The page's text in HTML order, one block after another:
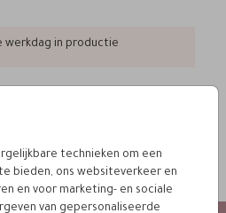
technieken om een
bieden, ons websiteverkeer en
en voor marketing- en sociale
van gepersonaliseerde
werkdag in productie
x 11